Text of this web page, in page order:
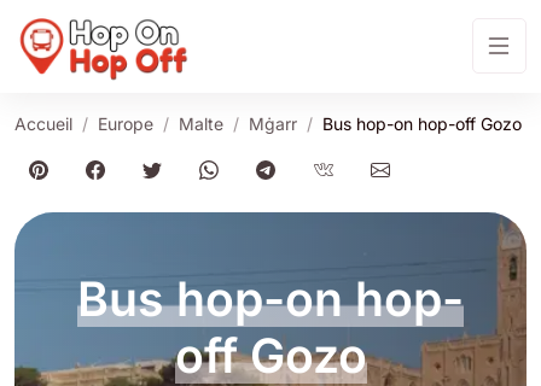
Accueil Europe Malte Mġarr Bus hop-on hop-off Gozo
Bus hop-on hop-
off Gozo